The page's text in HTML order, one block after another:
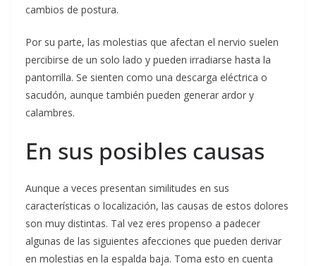
cambios de postura.
Por su parte, las molestias que afectan el nervio suelen
percibirse de un solo lado y pueden irradiarse hasta la
pantorrilla. Se sienten como una descarga eléctrica o
sacudón, aunque también pueden generar ardor y
calambres.
En sus posibles causas
Aunque a veces presentan similitudes en sus
características o localización, las causas de estos dolores
son muy distintas. Tal vez eres propenso a padecer
algunas de las siguientes afecciones que pueden derivar
en molestias en la espalda baja. Toma esto en cuenta